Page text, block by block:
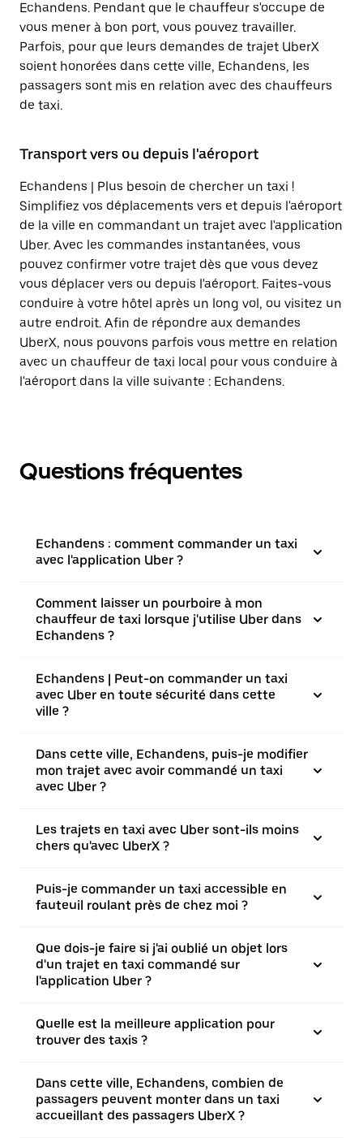
Echandens. Pendant que le chauffeur s'occupe de
vous mener à bon port, vous pouvez travailler.
Parfois, pour que leurs demandes de trajet UberX
soient honorées dans cette ville, Echandens, les
passagers sont mis en relation avec des chauffeurs
de taxi.
Transport vers ou depuis l'aéroport
Echandens | Plus besoin de chercher un taxi !
Simplifiez vos déplacements vers et depuis l'aéroport
de la ville en commandant un trajet avec l'application
Uber. Avec les commandes instantanées, vous
pouvez confirmer votre trajet dès que vous devez
vous déplacer vers ou depuis l'aéroport. Faites-vous
conduire à votre hôtel après un long vol, ou visitez un
autre endroit. Afin de répondre aux demandes
UberX, nous pouvons parfois vous mettre en relation
avec un chauffeur de taxi local pour vous conduire à
l'aéroport dans la ville suivante : Echandens.
Questions fréquentes
Echandens : comment commander un taxi
avec l'application Uber ?
Comment laisser un pourboire à mon
chauffeur de taxi lorsque j'utilise Uber dans
Echandens ?
Echandens | Peut-on commander un taxi
avec Uber en toute sécurité dans cette
ville ?
Dans cette ville, Echandens, puis-je modifier
mon trajet avec avoir commandé un taxi
avec Uber ?
Les trajets en taxi avec Uber sont-ils moins
chers qu'avec UberX ?
Puis-je commander un taxi accessible en
fauteuil roulant près de chez moi ?
Que dois-je faire si j'ai oublié un objet lors
d'un trajet en taxi commandé sur
l'application Uber ?
Quelle est la meilleure application pour
trouver des taxis ?
Dans cette ville, Echandens, combien de
passagers peuvent monter dans un taxi
accueillant des passagers UberX ?